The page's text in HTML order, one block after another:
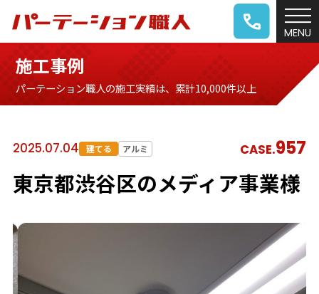
施工事例
パーテーション職人の施工実績は、累計10,000件以上
2025.07.04 建てる アルミ CASE.957
東京都渋谷区のメディア事業様